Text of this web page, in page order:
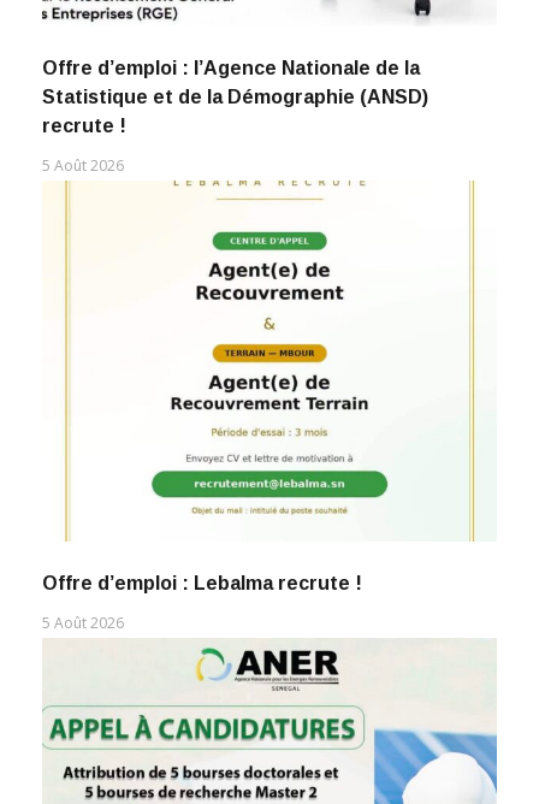
Offre d’emploi : l’Agence Nationale de la
Statistique et de la Démographie (ANSD)
recrute !
5 Août 2026
Offre d’emploi : Lebalma recrute !
5 Août 2026